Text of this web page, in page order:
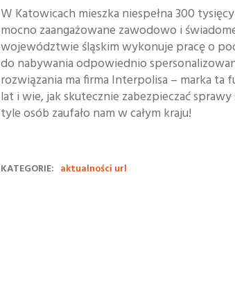
W Katowicach mieszka niespełna 300
mocno zaangażowane zawodowo i
województwie śląskim wykonuje pracę o
do nabywania odpowiednio
rozwiązania ma firma Interpolisa – marka ta
lat i wie, jak skutecznie zabezpieczać
tyle osób zaufało nam w całym kraju!
KATEGORIE: aktualności url